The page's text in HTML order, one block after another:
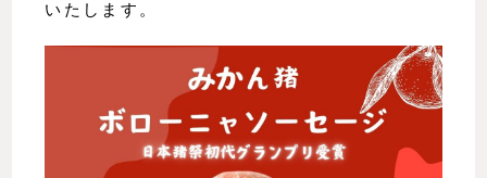
いたします。